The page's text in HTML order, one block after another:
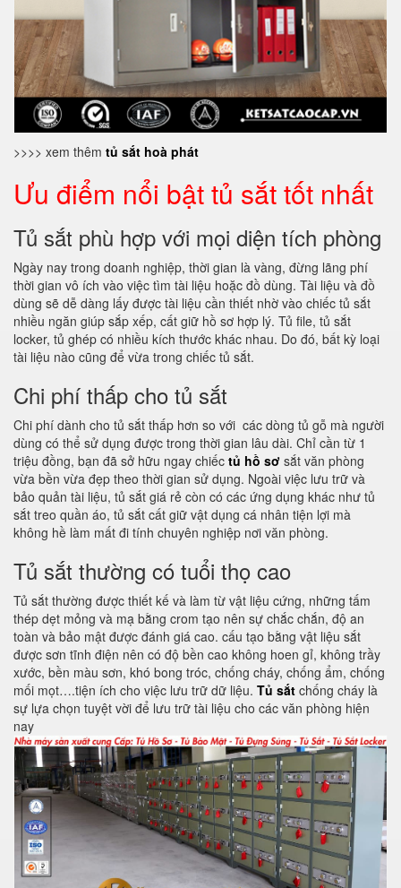
>>>> xem thêm tủ sắt hoà phát
Ưu điểm nổi bật tủ sắt tốt nhất
Tủ sắt phù hợp với mọi diện tích phòng
Ngày nay trong doanh nghiệp, thời gian là vàng, đừng lãng phí
thời gian vô ích vào việc tìm tài liệu hoặc đồ dùng. Tài liệu và đồ
dùng sẽ dễ dàng lấy được tài liệu cần thiết nhờ vào chiếc tủ sắt
nhiều ngăn giúp sắp xếp, cất giữ hồ sơ hợp lý. Tủ file, tủ sắt
locker, tủ ghép có nhiều kích thước khác nhau. Do đó, bất kỳ loại
tài liệu nào cũng để vừa trong chiếc tủ sắt.
Chi phí thấp cho tủ sắt
Chi phí dành cho tủ sắt thấp hơn so với các dòng tủ gỗ mà người
dùng có thể sử dụng được trong thời gian lâu dài. Chỉ cần từ 1
triệu đồng, bạn đã sở hữu ngay chiếc tủ hồ sơ sắt văn phòng
vừa bền vừa đẹp theo thời gian sử dụng. Ngoài việc lưu trữ và
bảo quản tài liệu, tủ sắt giá rẻ còn có các ứng dụng khác như tủ
sắt treo quần áo, tủ sắt cất giữ vật dụng cá nhân tiện lợi mà
không hề làm mất đi tính chuyên nghiệp nơi văn phòng.
Tủ sắt thường có tuổi thọ cao
Tủ sắt thường được thiết kế và làm từ vật liệu cứng, những tấm
thép dẹt mỏng và mạ bằng crom tạo nên sự chắc chắn, độ an
toàn và bảo mật được đánh giá cao. cấu tạo bằng vật liệu sắt
được sơn tĩnh điện nên có độ bền cao không hoen gỉ, không trầy
xước, bền màu sơn, khó bong tróc, chống cháy, chống ẩm, chống
mối mọt….tiện ích cho việc lưu trữ dữ liệu. Tủ sắt chống cháy là
sự lựa chọn tuyệt vời để lưu trữ tài liệu cho các văn phòng hiện
nay